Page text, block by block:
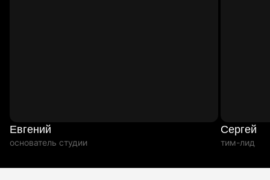
Евгений
основатель студии
Сергей
тим-лид